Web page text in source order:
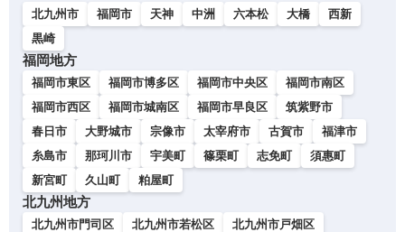
北九州市 福岡市 天神 中洲 六本松 大橋
西新
黒崎
福岡地方
福岡市東区 福岡市博多区 福岡市中央区
福岡市南区
福岡市西区
福岡市城南区 福岡市早良区
筑紫野市
春日市
大野城市 宗像市 太宰府市 古賀市
福津市
糸島市
那珂川市 宇美町 篠栗町 志免町
須惠町
新宮町
久山町 粕屋町
北九州地方
北九州市門司区 北九州市若松区
北九州市戸畑区